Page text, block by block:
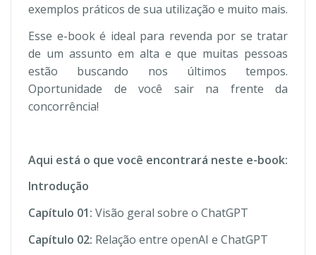
exemplos práticos de sua utilização e muito mais.
Esse e-book é ideal para revenda por se tratar
de um assunto em alta e que muitas pessoas
estão buscando nos últimos tempos.
Oportunidade de você sair na frente da
concorrência!
Aqui está o que você encontrará neste e-book:
Introdução
Capítulo 01: Visão geral sobre o ChatGPT
Capítulo 02: Relação entre openAI e ChatGPT